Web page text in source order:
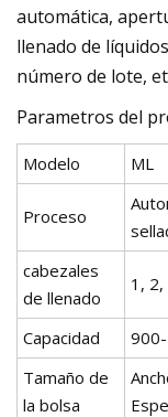
automática,
llenado de
número de lote,
Parametros del
Modelo ML
Proceso
cabezales
de llenado
1, 2,
Capacidad
Tamaño de
la bolsa